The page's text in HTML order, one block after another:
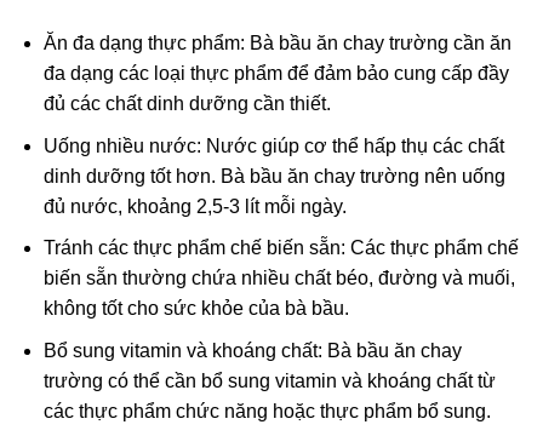
Ăn đa dạng thực phẩm: Bà bầu ăn chay trường cần ăn
đa dạng các loại thực phẩm để đảm bảo cung cấp đầy
đủ các chất dinh dưỡng cần thiết.
Uống nhiều nước: Nước giúp cơ thể hấp thụ các chất
dinh dưỡng tốt hơn. Bà bầu ăn chay trường nên uống
đủ nước, khoảng 2,5-3 lít mỗi ngày.
Tránh các thực phẩm chế biến sẵn: Các thực phẩm chế
biến sẵn thường chứa nhiều chất béo, đường và muối,
không tốt cho sức khỏe của bà bầu.
Bổ sung vitamin và khoáng chất: Bà bầu ăn chay
trường có thể cần bổ sung vitamin và khoáng chất từ
các thực phẩm chức năng hoặc thực phẩm bổ sung.